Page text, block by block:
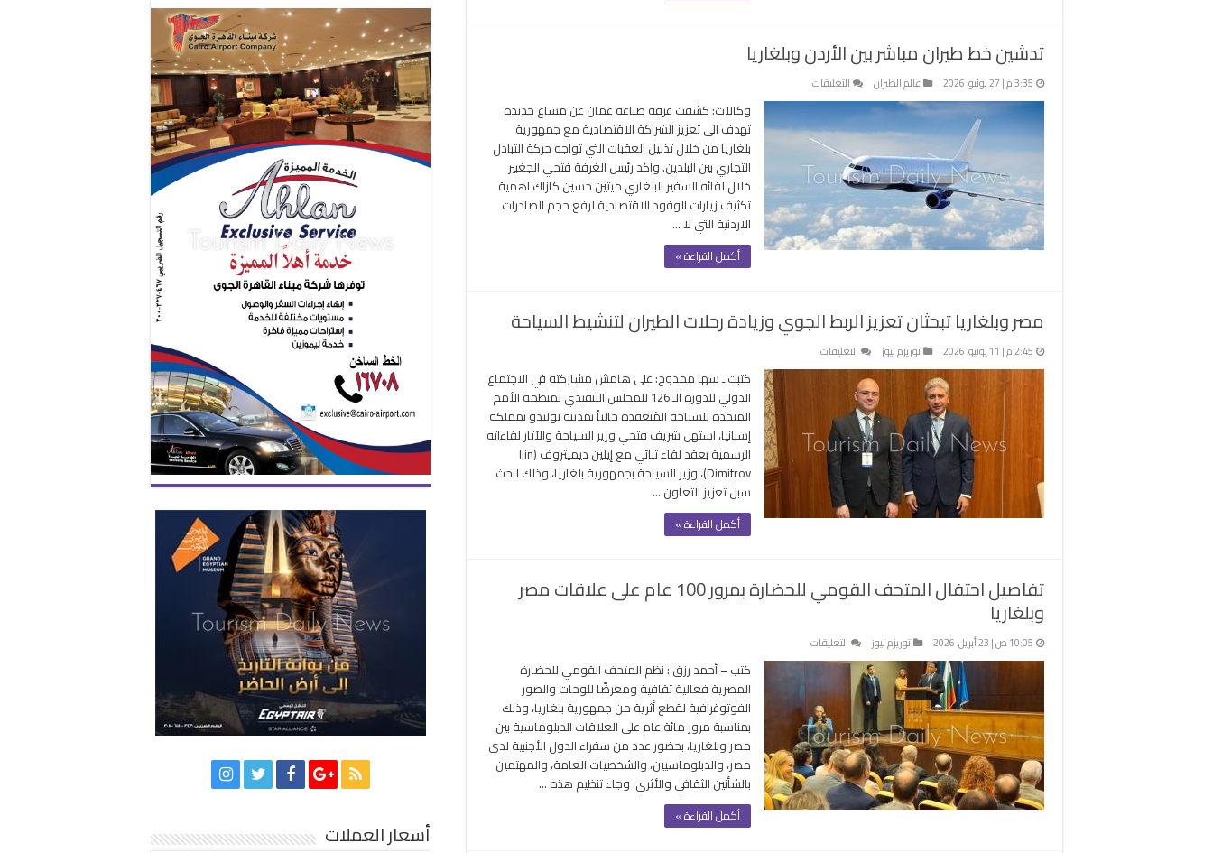
تدشين خط طيران مباشر بين الأردن وبلغاريا
3:35 م | 27 يونيو، 2026 عالم الطيران التعليقات
تدشين
طيران
بين
الأردن
وبلغاريا
مغلقة
وكالات: كشفت غرفة صناعة عمان عن مساع جديدة
تهدف الى تعزيز الشراكة الاقتصادية مع جمهورية
بلغاريا من خلال تذليل العقبات التي تواجه حركة التبادل
التجاري بين البلدين. واكد رئيس الغرفة فتحي الجغبير
خلال لقائه السفير البلغاري ميتين حسين كازاك اهمية
تكثيف زيارات الوفود الاقتصادية لرفع حجم الصادرات
الاردنية التي لا …
أكمل القراءة »
مصر وبلغاريا تبحثان تعزيز الربط الجوي وزيادة رحلات الطيران لتنشيط السياحة
2:45 م | 11 يونيو، 2026 توريزم نيوز التعليقات
مصر
الربط
الجوي
كتبت ـ سها ممدوح: على هامش مشاركته في الاجتماع
الدولي للدورة الـ 126 للمجلس التنفيذي لمنظمة الأمم
المتحدة للسياحة المُنعقدة حالياً بمدينة توليدو بمملكة
إسبانيا، استهل شريف فتحي وزير السياحة والآثار لقاءاته
الرسمية بعقد لقاء ثنائي مع إيلين ديميتروف (Ilin
Dimitrov)، وزير السياحة بجمهورية بلغاريا، وذلك لبحث
سبل تعزيز التعاون …
أكمل القراءة »
تفاصيل احتفال المتحف القومي للحضارة بمرور 100 عام على علاقات مصر
وبلغاريا
10:05 ص | 23 أبريل، 2026 توريزم نيوز التعليقات
تفاصيل
احتفال
المتحف
القومي
للحضارة
بمرور
100
عام
على
كتب – أحمد رزق : نظم المتحف القومي للحضارة
المصرية فعالية ثقافية ومعرضًا للوحات والصور
الفوتوغرافية لقطع أثرية من جمهورية بلغاريا، وذلك
بمناسبة مرور مائة عام على العلاقات الدبلوماسية بين
مصر وبلغاريا، بحضور عدد من سفراء الدول الأجنبية لدى
مصر، والدبلوماسيين، والشخصيات العامة، والمهتمين
بالشأنين الثقافي والأثري. وجاء تنظيم هذه …
أكمل القراءة »
أسعار العملات